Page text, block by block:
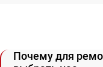
Почему для